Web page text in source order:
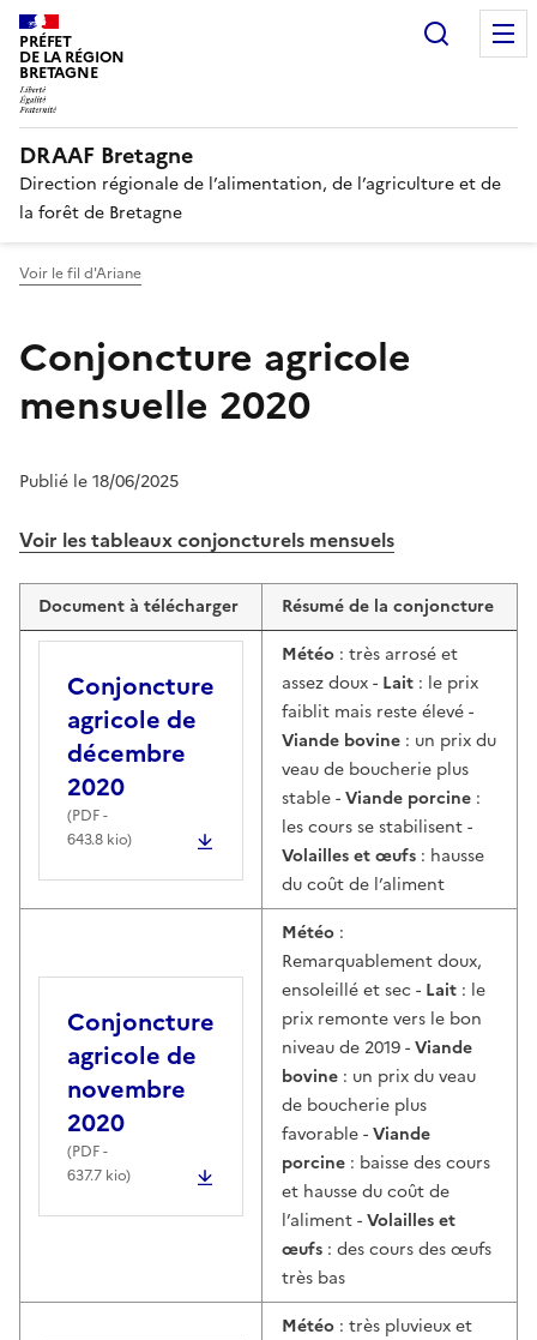
PRÉFET
DE LA RÉGION
BRETAGNE
DRAAF Bretagne
Direction régionale de l’alimentation, de l’agriculture et de
la forêt de Bretagne
Voir le fil d'Ariane
Conjoncture agricole
mensuelle 2020
Publié le 18/06/2025
Voir les tableaux conjoncturels mensuels
Document à télécharger Résumé de la conjoncture
Conjoncture
agricole de
décembre
2020
(PDF-
643.8 kio)
Météo : très arrosé et
assez doux - Lait : le prix
faiblit mais reste élevé -
Viande bovine : un prix du
veau de boucherie plus
stable -Viande porcine :
les cours se stabilisent -
Volailles et œufs : hausse
du coût de l’aliment
Conjoncture
agricole de
novembre
2020
(PDF-
637.7 kio)
Météo :
Remarquablement doux,
ensoleillé et sec - Lait : le
prix remonte vers le bon
niveau de 2019 -Viande
bovine : un prix du veau
de boucherie plus
favorable -Viande
porcine : baisse des cours
et hausse du coût de
l’aliment -Volailles et
œufs : des cours des œufs
très bas
Météo : très pluvieux et